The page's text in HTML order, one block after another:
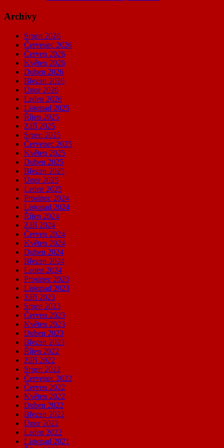
Archivy
Srpen 2026
Červenec 2026
Červen 2026
Květen 2026
Duben 2026
Březen 2026
Únor 2026
Leden 2026
Listopad 2025
Říjen 2025
Září 2025
Srpen 2025
Červenec 2025
Květen 2025
Duben 2025
Březen 2025
Únor 2025
Leden 2025
Prosinec 2024
Listopad 2024
Říjen 2024
Září 2024
Červen 2024
Květen 2024
Duben 2024
Březen 2024
Leden 2024
Prosinec 2023
Listopad 2023
Září 2023
Srpen 2023
Červen 2023
Květen 2023
Duben 2023
Březen 2023
Říjen 2022
Září 2022
Srpen 2022
Červenec 2022
Červen 2022
Květen 2022
Duben 2022
Březen 2022
Únor 2022
Leden 2022
Listopad 2021